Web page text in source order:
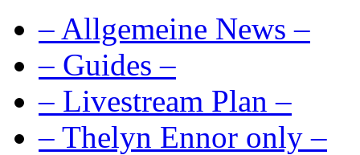
– Allgemeine News –
– Guides –
– Livestream Plan –
– Thelyn Ennor only –